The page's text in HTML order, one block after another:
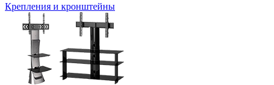
Крепления и кронштейны